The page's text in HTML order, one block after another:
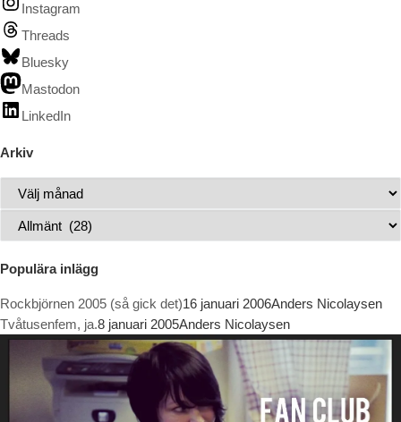
Instagram
Threads
Bluesky
Mastodon
LinkedIn
Arkiv
Populära inlägg
Rockbjörnen 2005 (så gick det)16 januari 2006Anders Nicolaysen
Tvåtusenfem, ja.8 januari 2005Anders Nicolaysen